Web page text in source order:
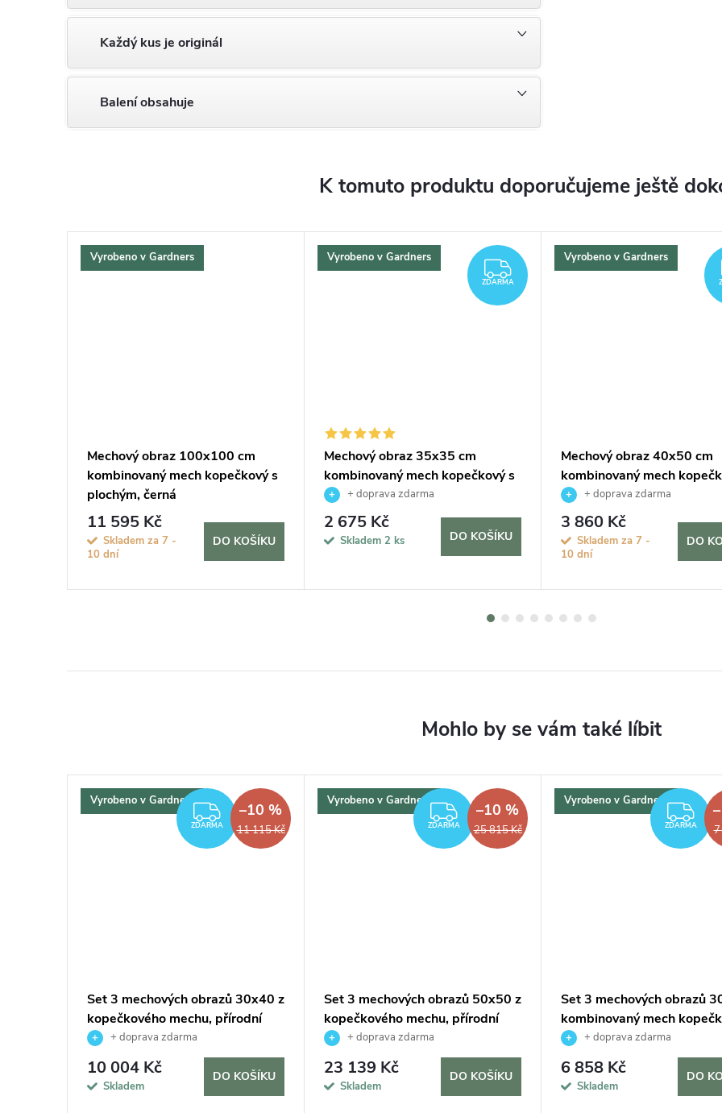
Každý kus je originál
Balení obsahuje
K tomuto produktu doporučujeme ještě
ZDARMA
Vyrobeno v Gardners
Mechový obraz 100x100 cm
kombinovaný mech kopečkový s
plochým, černá
11 595 Kč
Skladem za 7 -
10 dní
DO KOŠÍKU
Vyrobeno v Gardners
ZDARMA
ZDARMA
Mechový obraz 35x35 cm
kombinovaný mech kopečkový s
plochým, bílá
+ doprava zdarma
2 675 Kč
Skladem 2 ks DO KOŠÍKU
Vyrobeno v Gardners
Mechový obraz 40x50 cm
kombinovaný mech
plochým, bílá
+ doprava zdarma
3 860 Kč
Skladem za 7 -
10 dní
DO
Vyrobeno v Gardners
ZDARMA
ZDARMA 11 115 Kč
–10 %
Set 3 mechových obrazů 30x40 z
kopečkového mechu, přírodní
+ doprava zdarma
10 004 Kč
Skladem
DO KOŠÍKU
Vyrobeno v Gardners
ZDARMA
ZDARMA 25 815 Kč
–10 %
Set 3 mechových obrazů 50x50 z
kopečkového mechu, přírodní
+ doprava zdarma
23 139 Kč
Skladem
DO KOŠÍKU
Vyrobeno v Gardners
ZDARMA 7
Set 3 mechových obrazů
kombinovaný mech
plochým, přírodní
+ doprava zdarma
6 858 Kč
Skladem
DO